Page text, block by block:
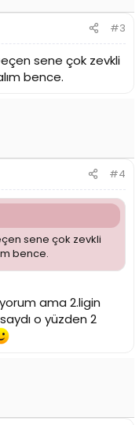
#3
sene çok zevkli
bence.
#4
sene çok zevkli
bence.
ama 2.ligin
o yüzden 2